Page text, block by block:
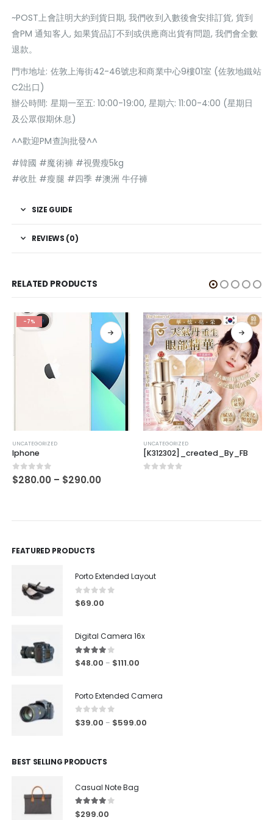
~POST上會註明大約到貨日期, 我們收到入數後會安排訂貨, 貨到
會PM 通知客人, 如果貨品訂不到或供應商出貨有問題, 我們會全數
退款。
門巿地址: 佐敦上海街42-46號忠和商業中心9樓01室 (佐敦地鐵站
C2出口)
辦公時間: 星期一至五: 10:00-19:00, 星期六: 11:00-4:00 (星期日
及公眾假期休息)
^^歡迎PM查詢批發^^
#韓國 #魔術褲 #視覺瘦5kg
#收肚 #瘦腿 #四季 #澳洲 牛仔褲
SIZE GUIDE
REVIEWS (0)
RELATED PRODUCTS
-7%
UNCATEGORIZED
Iphone
0out of 5
$280.00 – $290.00
UNCATEGORIZED
[K312302]_created_By_FB
FEATURED PRODUCTS
Porto Extended Layout
0out of 5
$69.00
Digital Camera 16x
4.00out of 5
$48.00 – $111.00
Porto Extended Camera
0 out of 5
$39.00 – $599.00
BEST SELLING PRODUCTS
Casual Note Bag
4.00out of 5
$299.00